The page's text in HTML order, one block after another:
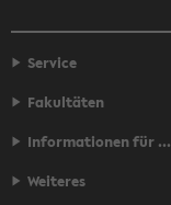
Service
Fakultäten
Informationen für ...
Weiteres